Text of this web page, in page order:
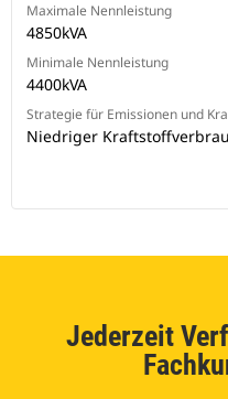
Maximale Nennleistung
4850kVA
Minimale Nennleistung
4400kVA
Strategie für Emissionen und
Niedriger
Jederzeit